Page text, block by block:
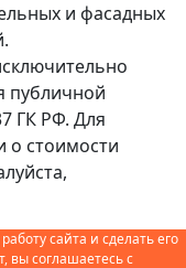
и фасадных
публичной
ГК РФ. Для
о стоимости
сайта и сделать его
вы соглашаетесь с